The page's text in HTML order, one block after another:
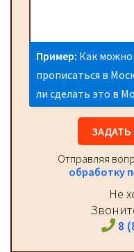
Пример: Как можно
прописаться в
ли сделать это в
Отправляя
обработку
Не
8